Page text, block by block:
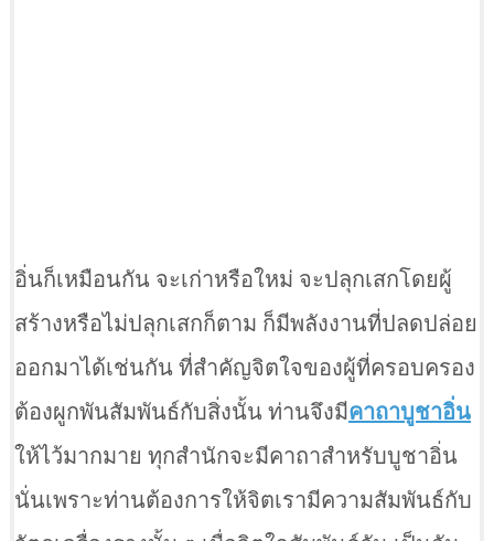
อิ่นก็เหมือนกัน จะเก่าหรือใหม่ จะปลุกเสกโดยผู้
สร้างหรือไม่ปลุกเสกก็ตาม ก็มีพลังงานที่ปลดปล่อย
ออกมาได้เช่นกัน ที่สำคัญจิตใจของผู้ที่ครอบครอง
ต้องผูกพันสัมพันธ์กับสิ่งนั้น ท่านจึงมีคาถาบูชาอิ่น
ให้ไว้มากมาย ทุกสำนักจะมีคาถาสำหรับบูชาอิ่น
นั่นเพราะท่านต้องการให้จิตเรามีความสัมพันธ์กับ